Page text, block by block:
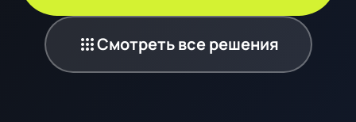
appsСмотреть все решения